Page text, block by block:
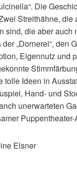
Die
Streithähne,
sind, die aber
„Dornerei“, den
Eigennutz und
tolle Ideen in
Hand- und
unerwarteten
Puppentheater-
Elsner